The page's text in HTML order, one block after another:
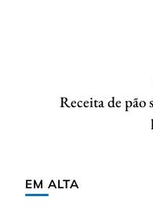
Receita de pão
EM ALTA